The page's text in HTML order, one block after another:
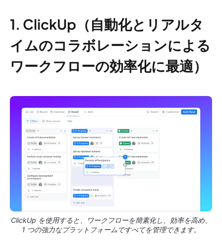
1. ClickUp（自動化とリアルタ
イムのコラボレーションによる
ワークフローの効率化に最適）
ClickUp を使用すると、ワークフローを簡素化し、効率を高め、
1 つの強力なプラットフォームですべてを管理できます。